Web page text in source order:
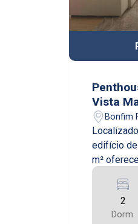
Vista
Bonfim
Preto/
edifício
m²
para o
suítes,
janelas
2
Dorm.